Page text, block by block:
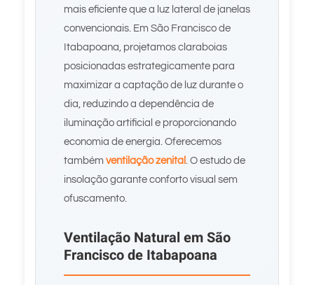
mais eficiente que a luz lateral de janelas
convencionais. Em São Francisco de
Itabapoana, projetamos claraboias
posicionadas estrategicamente para
maximizar a captação de luz durante o
dia, reduzindo a dependência de
iluminação artificial e proporcionando
economia de energia. Oferecemos
também ventilação zenital . O estudo de
insolação garante conforto visual sem
ofuscamento.
Ventilação Natural em São
Francisco de Itabapoana